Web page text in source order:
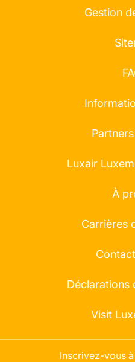
Gestion
Luxair
À
Carrières
Déclarations
Visit
Inscrivez-vous